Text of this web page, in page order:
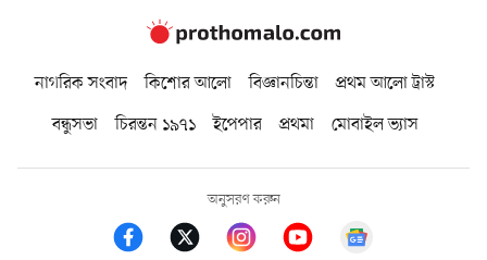
নাগরিক সংবাদ কিশোর আলো বিজ্ঞানচিন্তা
প্রথম আলো ট্রাস্ট
বন্ধুসভা
চিরন্তন ১৯৭১ ইপেপার প্রথমা মোবাইল ভ্যাস
অনুসরণ করুন